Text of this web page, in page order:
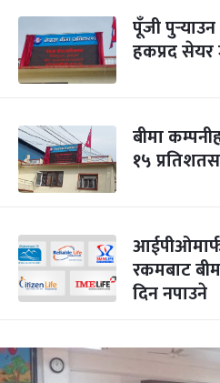
पूँजी
हकप्रद सेयर
बीमा
१५
रकमबाट
दिन नपाउने